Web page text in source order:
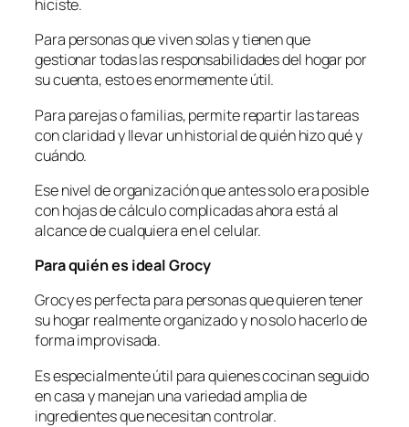
hiciste.
Para personas que viven solas y tienen que
gestionar todas las responsabilidades del hogar por
su cuenta, esto es enormemente útil.
Para parejas o familias, permite repartir las tareas
con claridad y llevar un historial de quién hizo qué y
cuándo.
Ese nivel de organización que antes solo era posible
con hojas de cálculo complicadas ahora está al
alcance de cualquiera en el celular.
Para quién es ideal Grocy
Grocy es perfecta para personas que quieren tener
su hogar realmente organizado y no solo hacerlo de
forma improvisada.
Es especialmente útil para quienes cocinan seguido
en casa y manejan una variedad amplia de
ingredientes que necesitan controlar.